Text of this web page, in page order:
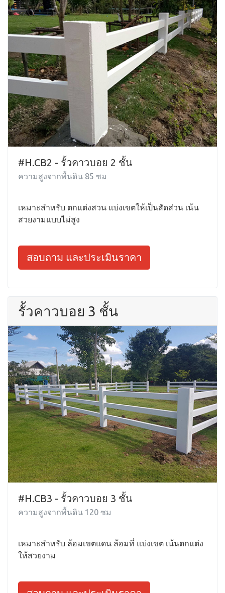
#H.CB2 - รั้วคาวบอย 2 ชั้น
ความสูงจากพื้นดิน 85 ซม
เหมาะสำหรับ ตกแต่งสวน แบ่งเขตให้เป็นสัดส่วน เน้น
สวยงามแบบไม่สูง
สอบถาม และประเมินราคา
รั้วคาวบอย 3 ชั้น
#H.CB3 - รั้วคาวบอย 3 ชั้น
ความสูงจากพื้นดิน 120 ซม
เหมาะสำหรับ ล้อมเขตแดน ล้อมที่ แบ่งเขต เน้นตกแต่ง
ให้สวยงาม